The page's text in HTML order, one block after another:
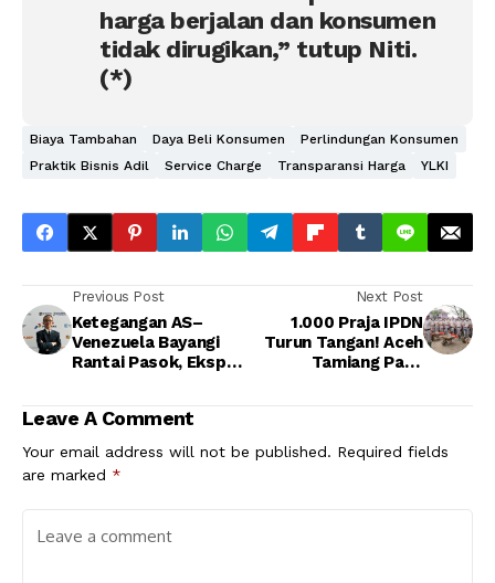
harga berjalan dan konsumen
tidak dirugikan,” tutup Niti.
(*)
Biaya Tambahan Daya Beli Konsumen
Perlindungan Konsumen
Praktik Bisnis Adil
Service Charge Transparansi Harga YLKI
Previous Post
Ketegangan AS–
Venezuela Bayangi
Rantai Pasok, Ekspor
Next Post
1.000 Praja IPDN
Turun Tangan! Aceh
Tamiang Pacu
Leave A Comment
Your email address will not be published. Required fields
are marked *